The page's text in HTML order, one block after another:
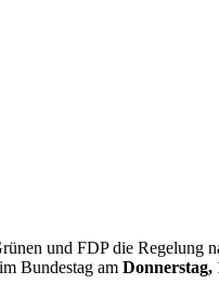
und FDP die Regelung
Bundestag am Donnerstag,